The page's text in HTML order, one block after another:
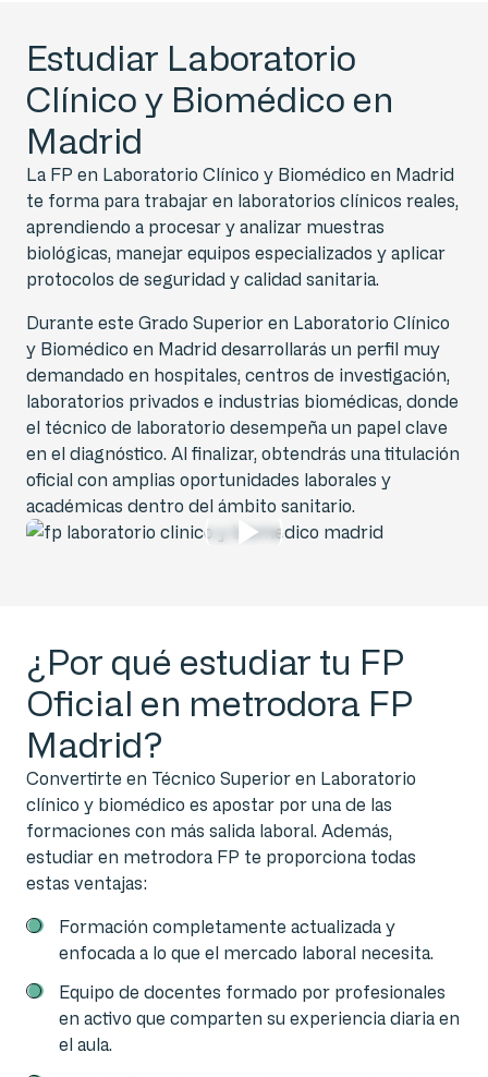
Estudiar Laboratorio
Clínico y Biomédico en
Madrid
La FP en Laboratorio Clínico y Biomédico en Madrid
te forma para trabajar en laboratorios clínicos reales,
aprendiendo a procesar y analizar muestras
biológicas, manejar equipos especializados y aplicar
protocolos de seguridad y calidad sanitaria.
Durante este Grado Superior en Laboratorio Clínico
y Biomédico en Madrid desarrollarás un perfil muy
demandado en hospitales, centros de investigación,
laboratorios privados e industrias biomédicas, donde
el técnico de laboratorio desempeña un papel clave
en el diagnóstico. Al finalizar, obtendrás una titulación
oficial con amplias oportunidades laborales y
académicas dentro del ámbito sanitario.
¿Por qué estudiar tu FP
Oficial en metrodora FP
Madrid?
Convertirte en Técnico Superior en Laboratorio
clínico y biomédico es apostar por una de las
formaciones con más salida laboral. Además,
estudiar en metrodora FP te proporciona todas
estas ventajas:
Formación completamente actualizada y
enfocada a lo que el mercado laboral necesita.
Equipo de docentes formado por profesionales
en activo que comparten su experiencia diaria en
el aula.